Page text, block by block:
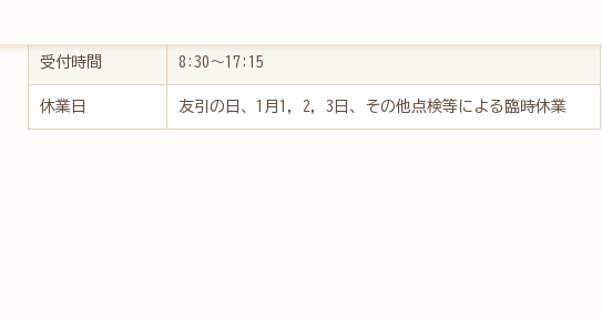
受付時間 8:30～17:15
休業日 友引の日、1月1，2，3日、その他点検等による臨時休業